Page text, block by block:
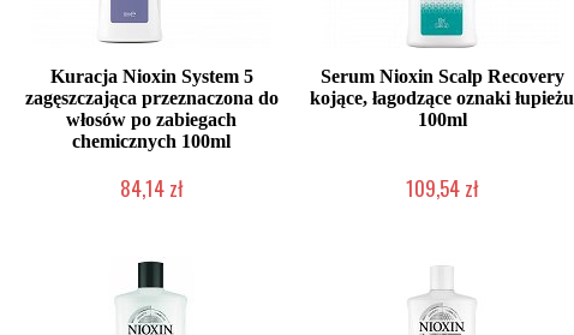
Kuracja Nioxin System 5
zagęszczająca przeznaczona do
włosów po zabiegach
chemicznych 100ml
84,14 zł
Serum Nioxin Scalp Recovery
kojące, łagodzące oznaki łupieżu
100ml
109,54 zł